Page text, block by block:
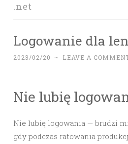
.net
Logowanie dla
2023/02/20 ~ LEAVE A
Nie lubię
Nie lubię logowania — brudzi
gdy podczas ratowania